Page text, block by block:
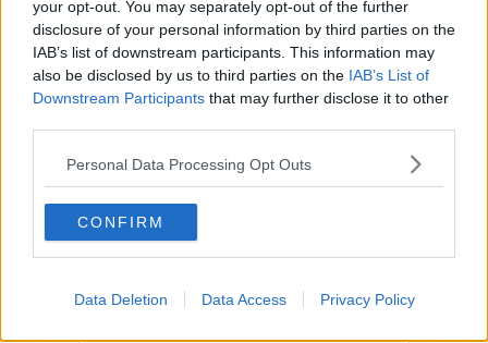
your opt-out. You may separately opt-out of the further
disclosure of your personal information by third parties on the
IAB’s list of downstream participants. This information may
also be disclosed by us to third parties on the IAB’s List of
Downstream Participants that may further disclose it to other
Personal Data Processing Opt Outs
CONFIRM
Data Deletion Data Access Privacy Policy
Opskriftsinfo
Ret :Saucer- Diverse Varme Saucer / Sovser
Hovedingrediens : Mælkeprodukter
mælkeprodukter
Indsendt :2002-09-07